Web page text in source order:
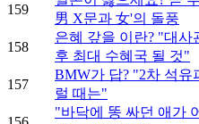
159
男 X문과 女'의 돌풍
158
은혜 갚을 이란? "대사
후 최대 수혜국 될 것"
157
BMW가 답? "2차 석유
럴 때는"
"바닥에 똥 싸던 애가